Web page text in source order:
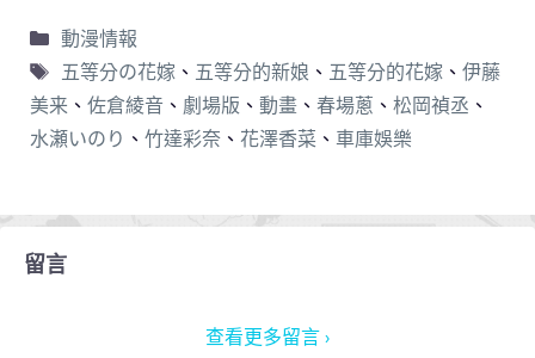
動漫情報
五等分の花嫁、 五等分的新娘 、 五等分的花嫁、 伊藤
美来 、 佐倉綾音 、 劇場版 、 動畫 、 春場蔥 、 松岡禎丞 、
水瀬いのり 、 竹達彩奈 、 花澤香菜 、 車庫娛樂
留言
查看更多留言 ›